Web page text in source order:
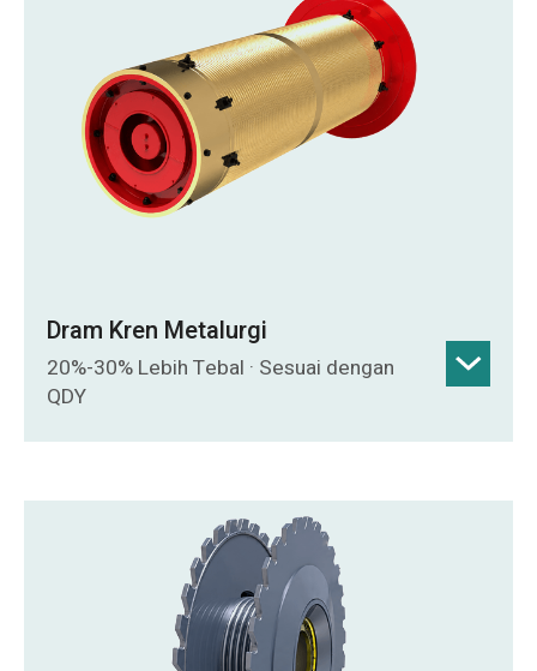
Alur tali berpusing CNC, struktur padat,
reka bentuk anti-ofset, pemeriksaan
kimpalan ultrasonik dan badan anil.
Dram Kren Metalurgi
20%-30% Lebih Tebal · Sesuai dengan
QDY
tugas kren metalurgi yang mencabar.
Sesuai dengan kren QDY standard; cakera
brek dan dram dimesin sebagai satu unit
untuk ketepatan yang tinggi.